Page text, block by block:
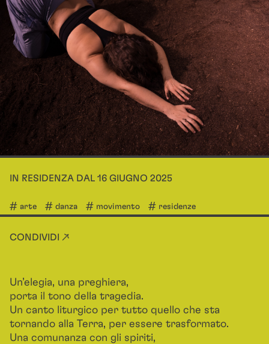
IN RESIDENZA DAL 16 GIUGNO 2025
arte danza movimento residenze
CONDIVIDI ↗
Un’elegia, una preghiera,
porta il tono della tragedia.
Un canto liturgico per tutto quello che sta
tornando alla Terra, per essere trasformato.
Una comunanza con gli spiriti,